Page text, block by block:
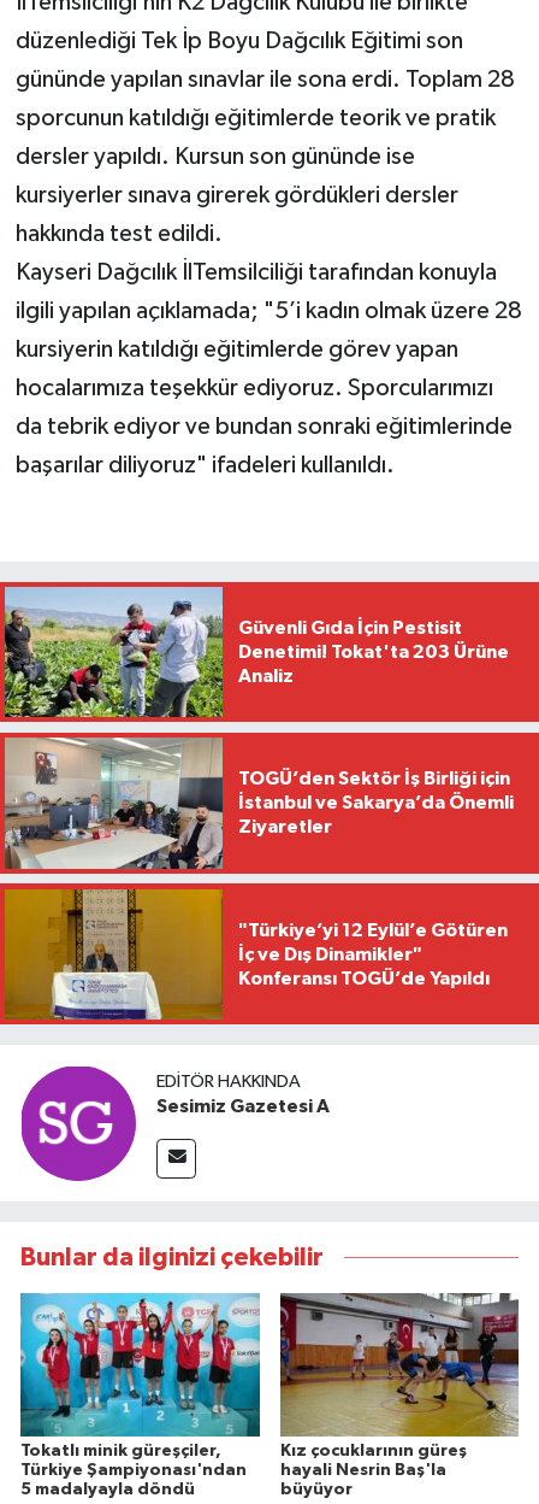
düzenlediği Tek İp Boyu Dağcılık Eğitimi son
gününde yapılan sınavlar ile sona erdi. Toplam 28
sporcunun katıldığı eğitimlerde teorik ve pratik
dersler yapıldı. Kursun son gününde ise
kursiyerler sınava girerek gördükleri dersler
hakkında test edildi.
Kayseri Dağcılık İlTemsilciliği tarafından konuyla
ilgili yapılan açıklamada; "5’i kadın olmak üzere 28
kursiyerin katıldığı eğitimlerde görev yapan
hocalarımıza teşekkür ediyoruz. Sporcularımızı
da tebrik ediyor ve bundan sonraki eğitimlerinde
başarılar diliyoruz" ifadeleri kullanıldı.
Güvenli Gıda İçin Pestisit
Denetimi! Tokat'ta 203 Ürüne
Analiz
TOGÜ’den Sektör İş Birliği için
İstanbul ve Sakarya’da Önemli
Ziyaretler
"Türkiye’yi 12 Eylül’e Götüren
İç ve Dış Dinamikler"
Konferansı TOGÜ’de Yapıldı
EDITÖR HAKKINDA
Sesimiz Gazetesi A
Bunlar da ilginizi çekebilir
Tokatlı minik güreşçiler,
Türkiye Şampiyonası'ndan
5 madalyayla döndü
Kız çocuklarının güreş
hayali Nesrin Baş'la
büyüyor